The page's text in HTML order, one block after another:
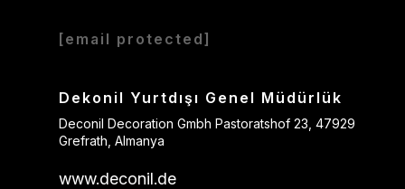
[email protected]
Dekonil Yurtdışı Genel Müdürlük
Deconil Decoration Gmbh Pastoratshof 23, 47929
Grefrath, Almanya
www.deconil.de